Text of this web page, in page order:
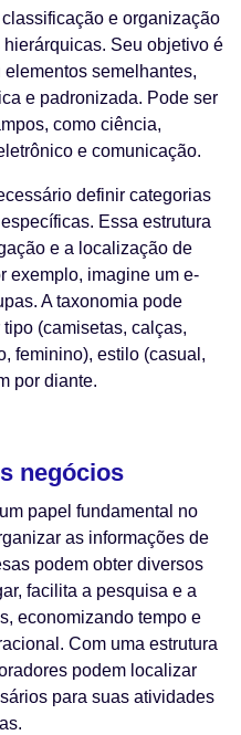
e organização
Seu objetivo é
semelhantes,
e padronizada. Pode ser
como ciência,
e comunicação.
definir categorias
Essa estrutura
e a localização de
exemplo, imagine um e-
A taxonomia pode
(camisetas, calças,
feminino), estilo (casual,
por diante.
negócios
papel fundamental no
as informações de
podem obter diversos
facilita a pesquisa e a
economizando tempo e
Com uma estrutura
podem localizar
para suas atividades